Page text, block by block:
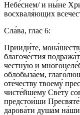
Небе́снем/ и ны́не
восхваля́ющих
Сла́ва, глас 6:
Прииди́те,
благоче́стия
честну́ю и
облобыза́ем,
оте́честву твоему́
чисте́йшему Све́ту
предстои́ши
дарова́ти душа́м